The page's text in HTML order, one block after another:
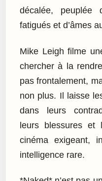
décalée, peuplée
fatigués et d’âmes
Mike Leigh filme
chercher à la
pas frontalement,
non plus. Il laisse
dans leurs
leurs blessures et
cinéma exigeant,
intelligence rare.